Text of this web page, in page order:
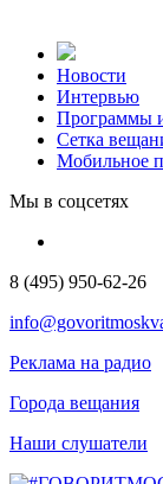
Новости
Интервью
Программы
Сетка
Мобильное
Мы в соцсетях
8 (495) 950-62-26
Реклама на радио
Города вещания
Наши слушатели